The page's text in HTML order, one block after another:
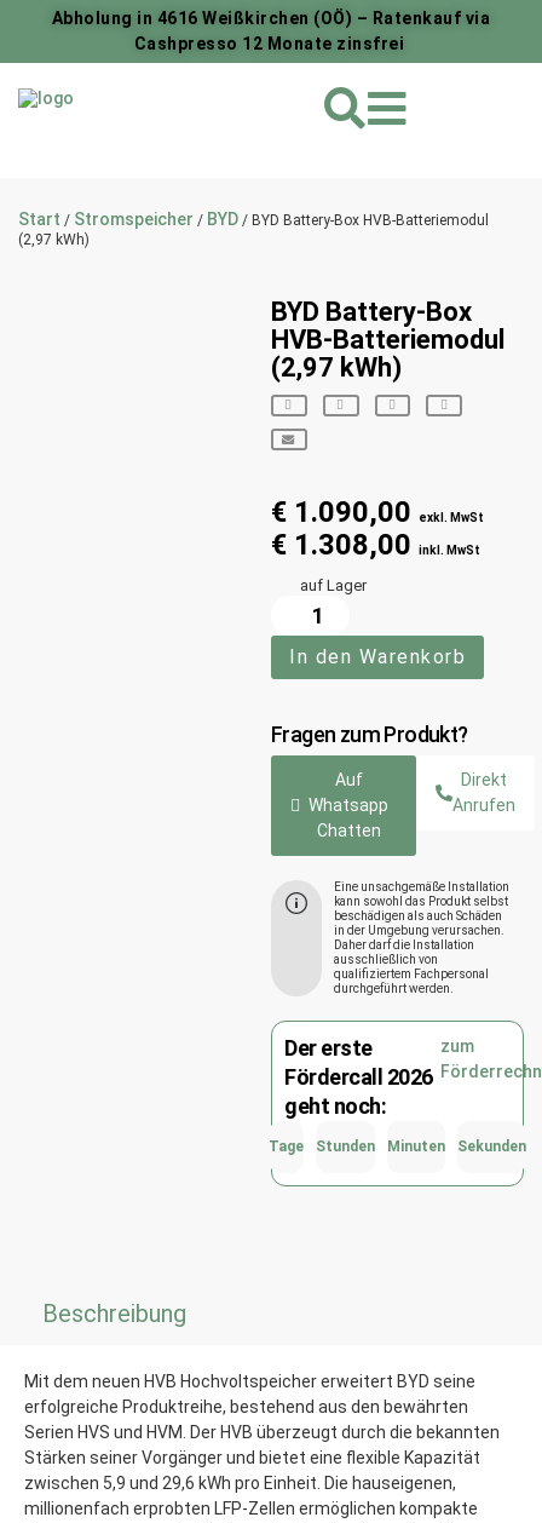
Abholung in 4616 Weißkirchen (OÖ) – Ratenkauf via
Cashpresso 12 Monate zinsfrei
Start / Stromspeicher / BYD / BYD Battery-Box HVB-Batteriemodul
(2,97 kWh)
BYD Battery-Box
HVB-Batteriemodul
(2,97 kWh)
€ 1.090,00 exkl. MwSt
€ 1.308,00 inkl. MwSt
auf Lager
In den Warenkorb
Fragen zum Produkt?
Auf
Whatsapp
Chatten
Direkt
Anrufen
Eine unsachgemäße Installation
kann sowohl das Produkt selbst
beschädigen als auch Schäden
in der Umgebung verursachen.
Daher darf die Installation
ausschließlich von
qualifiziertem Fachpersonal
durchgeführt werden.
Der erste
Fördercall 2026
geht noch:
zum
Tage Stunden Minuten Sekunden
Beschreibung
Mit dem neuen HVB Hochvoltspeicher erweitert BYD seine
erfolgreiche Produktreihe, bestehend aus den bewährten
Serien HVS und HVM. Der HVB überzeugt durch die bekannten
Stärken seiner Vorgänger und bietet eine flexible Kapazität
zwischen 5,9 und 29,6 kWh pro Einheit. Die hauseigenen,
millionenfach erprobten LFP-Zellen ermöglichen kompakte